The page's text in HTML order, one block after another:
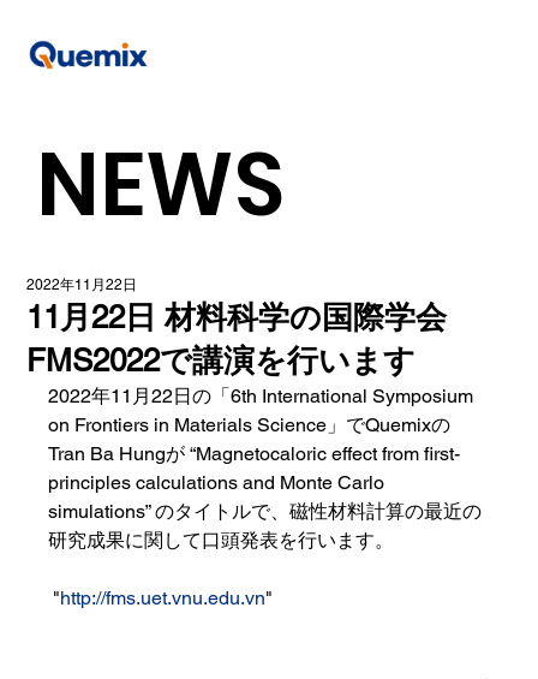
11月22日 材料科学の国際学会
FMS2022で講演を行います
2022年11月22日
2022年11月22日の「6th International Symposium
on Frontiers in Materials Science」でQuemixの
Tran Ba Hungが “Magnetocaloric effect from first-
principles calculations and Monte Carlo
simulations” のタイトルで、磁性材料計算の最近の
研究成果に関して口頭発表を行います。
"http://fms.uet.vnu.edu.vn"
NEWS